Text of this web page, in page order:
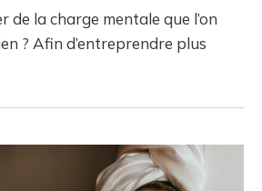
de la charge mentale que l’on
? Afin d’entreprendre plus